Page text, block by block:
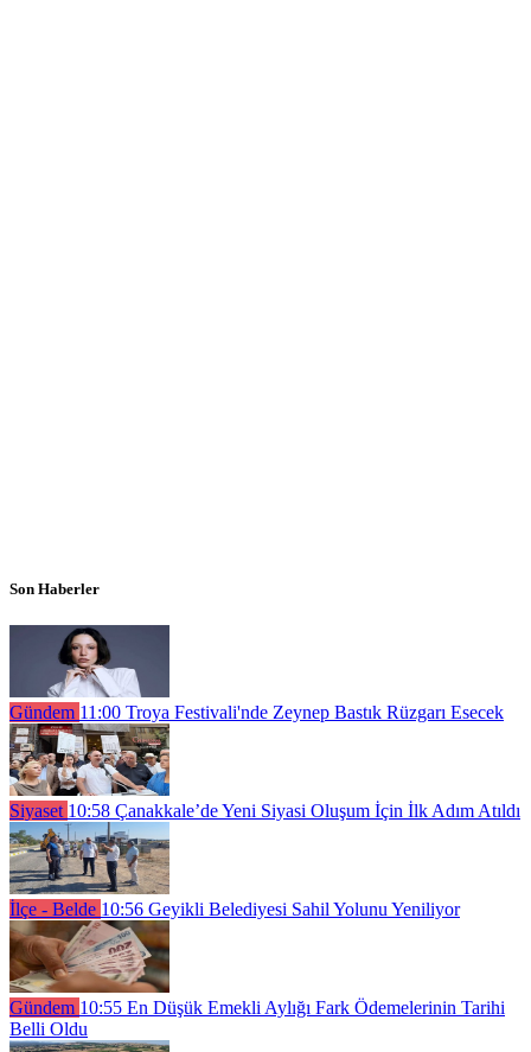
Son Haberler
Gündem 11:00 Troya Festivali'nde Zeynep Bastık Rüzgarı Esecek
Siyaset 10:58 Çanakkale’de Yeni Siyasi Oluşum İçin İlk Adım Atıldı
İlçe - Belde 10:56 Geyikli Belediyesi Sahil Yolunu Yeniliyor
Gündem 10:55 En Düşük Emekli Aylığı Fark Ödemelerinin Tarihi
Belli Oldu